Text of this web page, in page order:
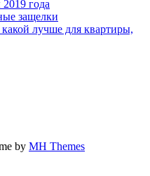
года
защелки
лучше для квартиры,
by MH Themes